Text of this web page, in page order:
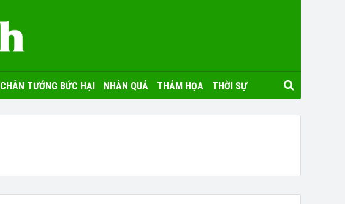
CHÂN TƯỚNG BỨC HẠI NHÂN QUẢ THẢM HỌA THỜI SỰ